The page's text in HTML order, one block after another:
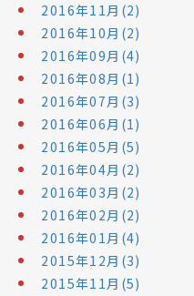
2016年11月(2)
2016年10月(2)
2016年09月(4)
2016年08月(1)
2016年07月(3)
2016年06月(1)
2016年05月(5)
2016年04月(2)
2016年03月(2)
2016年02月(2)
2016年01月(4)
2015年12月(3)
2015年11月(5)